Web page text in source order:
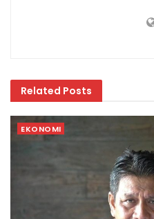
Related Posts
EKONOMI